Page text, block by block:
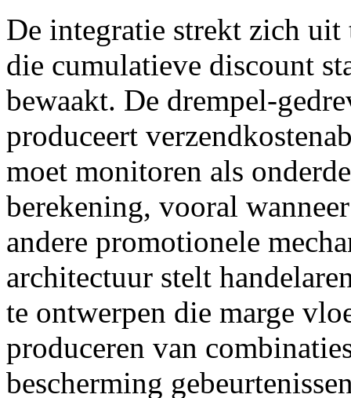
De integratie strekt zich uit
die cumulatieve discount
bewaakt. De drempel-
produceert
moet monitoren als
berekening, vooral
andere promotionele
architectuur stelt
te ontwerpen die marge
produceren van
bescherming